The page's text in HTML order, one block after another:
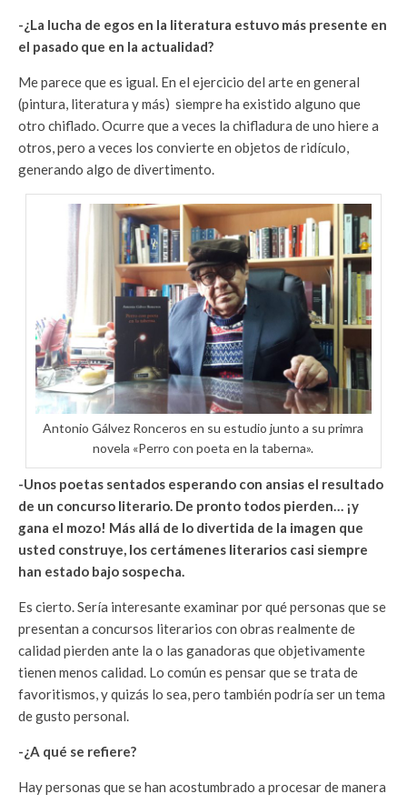
-¿La lucha de egos en la literatura estuvo más presente en
el pasado que en la actualidad?
Me parece que es igual. En el ejercicio del arte en general
(pintura, literatura y más) siempre ha existido alguno que
otro chiflado. Ocurre que a veces la chifladura de uno hiere a
otros, pero a veces los convierte en objetos de ridículo,
generando algo de divertimento.
Antonio Gálvez Ronceros en su estudio junto a su primra
novela «Perro con poeta en la taberna».
-Unos poetas sentados esperando con ansias el resultado
de un concurso literario. De pronto todos pierden… ¡y
gana el mozo! Más allá de lo divertida de la imagen que
usted construye, los certámenes literarios casi siempre
han estado bajo sospecha.
Es cierto. Sería interesante examinar por qué personas que se
presentan a concursos literarios con obras realmente de
calidad pierden ante la o las ganadoras que objetivamente
tienen menos calidad. Lo común es pensar que se trata de
favoritismos, y quizás lo sea, pero también podría ser un tema
de gusto personal.
-¿A qué se refiere?
Hay personas que se han acostumbrado a procesar de manera